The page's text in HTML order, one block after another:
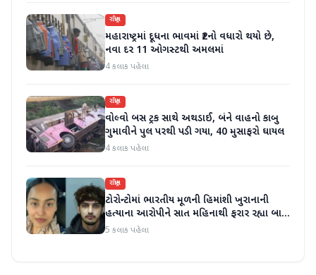
રાષ્ટ્રીય
મહારાષ્ટ્રમાં દૂધના ભાવમાં ₹2નો વધારો થયો છે,
નવા દર 11 ઓગસ્ટથી અમલમાં
4 કલાક પહેલા
રાષ્ટ્રીય
વોલ્વો બસ ટ્રક સાથે અથડાઈ, બંને વાહનો કાબુ
ગુમાવીને પુલ પરથી પડી ગયા, 40 મુસાફરો ઘાયલ
4 કલાક પહેલા
રાષ્ટ્રીય
ટોરોન્ટોમાં ભારતીય મૂળની હિમાંશી ખુરાનાની
હત્યાના આરોપીને સાત મહિનાથી ફરાર રહ્યા બાદ
ધરપકડ કરવામાં આવી
5 કલાક પહેલા